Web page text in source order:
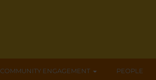
COMMUNITY ENGAGEMENT PEOPLE